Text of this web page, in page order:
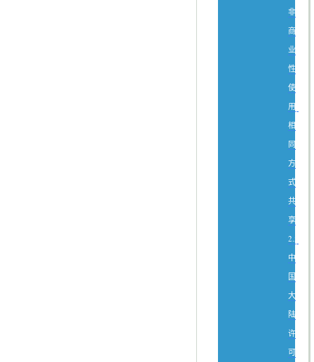
非
商
业
性
使
用-
相
同
方
式
共
享
2.5
中
国
大
陆
许
可